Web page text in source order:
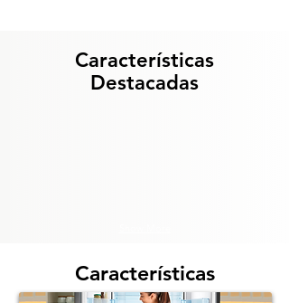
Características
Destacadas
Características